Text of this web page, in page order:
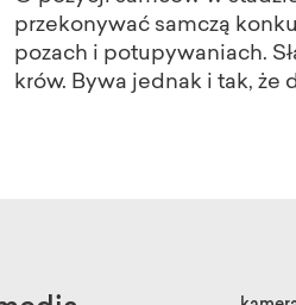
przekonywać samczą
pozach i potupywaniach.
krów. Bywa jednak i tak, że